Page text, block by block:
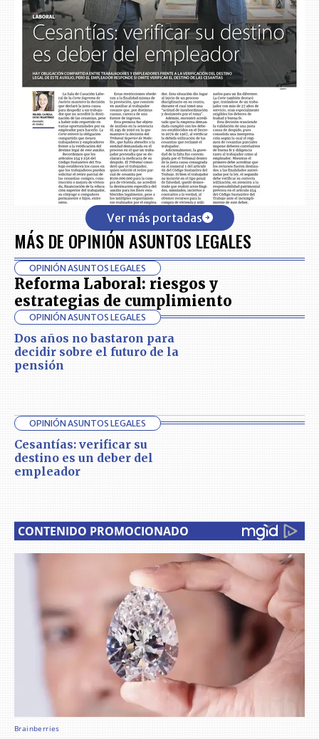
Ver más portadas
MÁS DE OPINIÓN ASUNTOS LEGALES
OPINIÓN ASUNTOS LEGALES
Reforma Laboral: riesgos y
estrategias de cumplimiento
OPINIÓN ASUNTOS LEGALES
Dos años no bastaron para
decidir sobre el futuro de la
pensión
OPINIÓN ASUNTOS LEGALES
Cesantías: verificar su
destino es un deber del
empleador